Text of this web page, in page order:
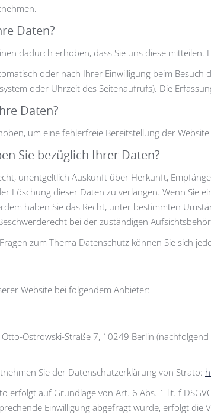
Daten?
dadurch erhoben, dass Sie uns diese
oder nach Ihrer Einwilligung beim Besuch
oder Uhrzeit des Seitenaufrufs). Die
Daten?
um eine fehlerfreie Bereitstellung der
Sie bezüglich Ihrer Daten?
unentgeltlich Auskunft über Herkunft,
Löschung dieser Daten zu verlangen. Wenn Sie
haben Sie das Recht, unter bestimmten
bei der zuständigen
zum Thema Datenschutz können Sie sich
Website bei folgendem Anbieter:
Ostrowski-Straße 7, 10249 Berlin
Sie der Datenschutzerklärung von Strato:
erfolgt auf Grundlage von Art. 6 Abs. 1 lit. f
Einwilligung abgefragt wurde, erfolgt die